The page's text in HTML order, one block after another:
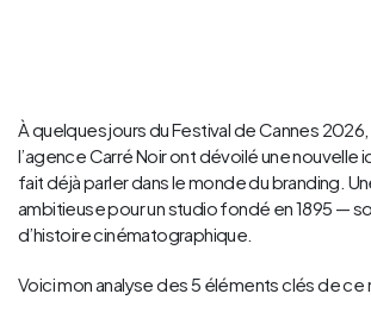
À quelques jours du Festival de Cannes
l’agence Carré Noir ont dévoilé une nouvelle
fait déjà parler dans le monde du branding.
ambitieuse pour un studio fondé en 1895 —
d’histoire cinématographique.
Voici mon analyse des 5 éléments clés de ce